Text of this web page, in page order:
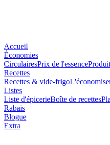
Accueil
Économies
CirculairesPrix de l'essence
Recettes
Recettes & vide-frigo
Listes
Liste d'épicerieBoîte de recettes
Rabais
Blogue
Extra